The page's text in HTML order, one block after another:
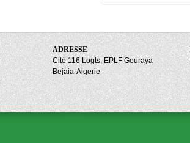
ADRESSE
Cité 116 Logts, EPLF Gouraya
Bejaia-Algerie